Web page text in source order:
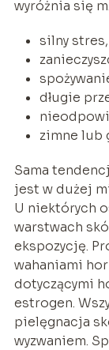
wyróżnia się
silny stres,
długie
zimne lub
Sama
jest w dużej
U niektórych
warstwach
ekspozycję.
wahaniami
dotyczącymi
estrogen.
pielęgnacja
wyzwaniem.